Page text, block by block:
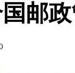
邮